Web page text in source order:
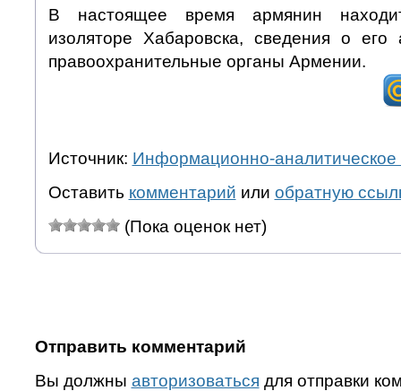
В настоящее время армянин
изоляторе Хабаровска, сведения о
правоохранительные органы Армении.
Источник: Информационно-аналитическое
Оставить комментарий или обратную
(Пока оценок нет)
Отправить комментарий
Вы должны авторизоваться для отправки